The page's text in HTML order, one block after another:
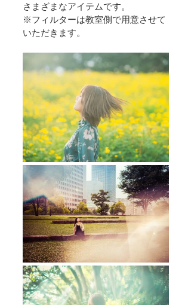
さまざまなアイテムです。
※フィルターは教室側で用意させて
いただきます。